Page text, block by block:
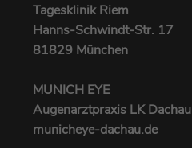
Tagesklinik Riem
Hanns-Schwindt-Str. 17
81829 München
MUNICH EYE
Augenarztpraxis LK Dachau
municheye-dachau.de